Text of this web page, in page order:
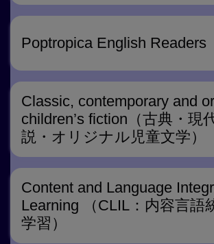
Poptropica English Readers
Classic, contemporary and
children’s fiction（古典・現
説・オリジナル児童文学）
Content and Language
Learning （CLIL：内容言語
学習）